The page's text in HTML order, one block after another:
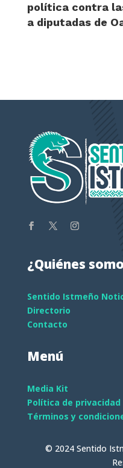
política contra
a diputadas de
¿Quiénes
Sentido Istmeño
Directorio
Contacto
Menú
Media Kit
Política de privacidad
Términos y
© 2024 Sentido